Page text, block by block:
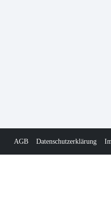
AGB Datenschutzerklärung